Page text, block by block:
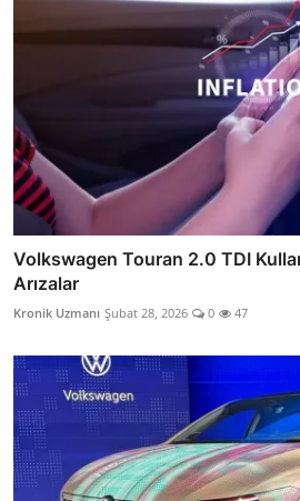
Volkswagen Touran 2.0 TDI
Arızalar
Kronik Uzmanı Şubat 28, 2026 0 47